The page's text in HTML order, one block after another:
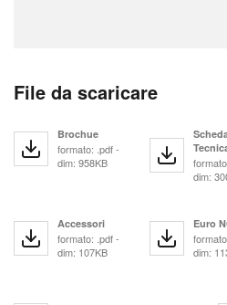
File da scaricare
Brochue
formato: .pdf -
dim: 958KB
dim:
Accessori
formato: .pdf -
dim: 107KB
Euro
dim: